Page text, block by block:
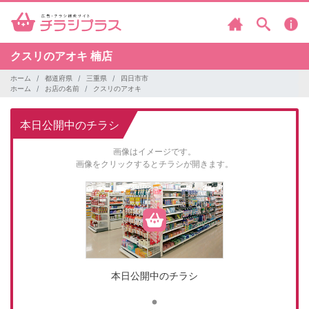
クスリのアオキ 楠店
ホーム 都道府県 三重県
四日市市
ホーム
お店の名前 クスリのアオキ
本日公開中のチラシ
画像はイメージです。
画像をクリックするとチラシが開きます。
本日公開中のチラシ